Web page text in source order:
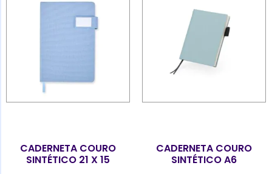
CADERNETA COURO
SINTÉTICO 21 X 15
CADERNETA COURO
SINTÉTICO A6